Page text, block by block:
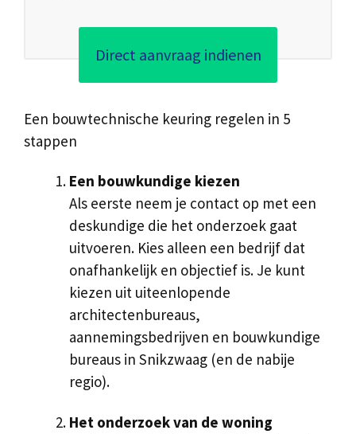
Direct aanvraag indienen
Een bouwtechnische keuring regelen in 5
stappen
Een bouwkundige kiezen
Als eerste neem je contact op met een
deskundige die het onderzoek gaat
uitvoeren. Kies alleen een bedrijf dat
onafhankelijk en objectief is. Je kunt
kiezen uit uiteenlopende
architectenbureaus,
aannemingsbedrijven en bouwkundige
bureaus in Snikzwaag (en de nabije
regio).
Het onderzoek van de woning